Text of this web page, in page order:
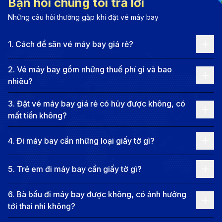
Các tuyến bay phổ biến từ Phú Quốc -
Madrid (MAD)
Hiện tại, không có chuyến bay thẳng từ Phú Quốc
đến Madrid. Bạn sẽ cần nối chuyến qua các thành
phố lớn như TP.HCM, Hà Nội, Dubai, hoặc các thành
phố lớn khác tại châu Á và châu Âu. Các chuyến bay
nối chuyến có cước vé dao động từ 12,000,000 VND
đến hơn 30,000,000 VND, và tổng thời gian bay ước
tính khoảng từ 19 giờ đến hơn 25 giờ, có thể kéo dài
hơn nếu thời gian quá cảnh dài, tùy thuộc vào hãng
hàng không và điểm quá cảnh cụ thể.
Các hãng hàng không khai thác chặng Phú
Quốc - Madrid (MAD)
Những câu hỏi thường gặp khi đặt vé máy bay
1. Cách để săn vé máy bay giá rẻ?
2. Vé máy bay gồm những thuế phí gì và bao
nhiêu?
3. Đặt vé máy bay giá rẻ có hủy được không, có
mất tiền không?
4. Đi máy bay cần những loại giấy tờ gì?
5. Trẻ em đi máy bay cần giấy tờ gì?
6. Bà bầu đi máy bay được không, có ảnh hưởng
tới thai nhi không?